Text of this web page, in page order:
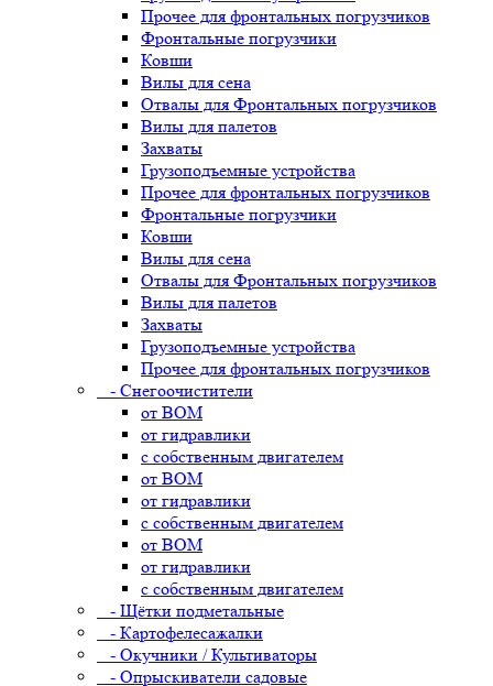
Прочее для фронтальных погрузчиков
Фронтальные погрузчики
Ковши
Вилы для сена
Отвалы для Фронтальных погрузчиков
Вилы для палетов
Захваты
Грузоподъемные устройства
Прочее для фронтальных погрузчиков
Фронтальные погрузчики
Ковши
Вилы для сена
Отвалы для Фронтальных погрузчиков
Вилы для палетов
Захваты
Грузоподъемные устройства
Прочее для фронтальных погрузчиков
- Снегоочистители
от ВОМ
от гидравлики
с собственным двигателем
от ВОМ
от гидравлики
с собственным двигателем
от ВОМ
от гидравлики
с собственным двигателем
- Щётки подметальные
- Картофелесажалки
- Окучники / Культиваторы
- Опрыскиватели садовые